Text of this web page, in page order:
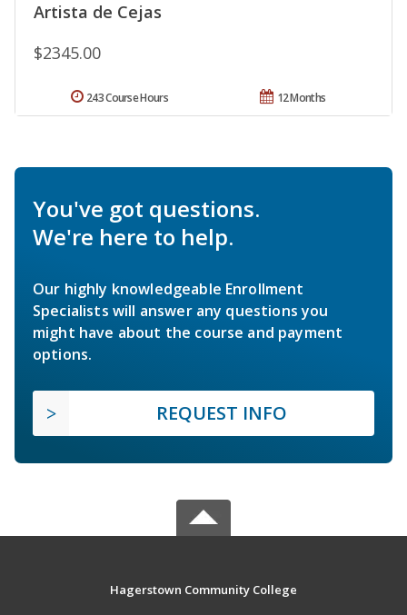
Artista de Cejas
$2345.00
12 Months
243 Course Hours
You've got questions.
We're here to help.
Our highly knowledgeable Enrollment
Specialists will answer any questions you
might have about the course and payment
options.
REQUEST INFO
Hagerstown Community College